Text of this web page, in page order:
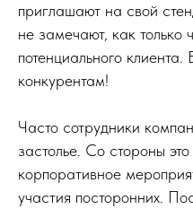
приглашают на свой
не замечают, как только
потенциального клиента.
конкурентам!
Часто сотрудники
застолье. Со стороны
корпоративное
участия посторонних.